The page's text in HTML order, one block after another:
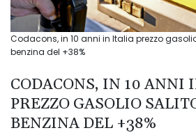
Codacons, in 10 anni in Italia prezzo
benzina del +38%
CODACONS, IN 10 ANNI
PREZZO GASOLIO
BENZINA DEL +38%